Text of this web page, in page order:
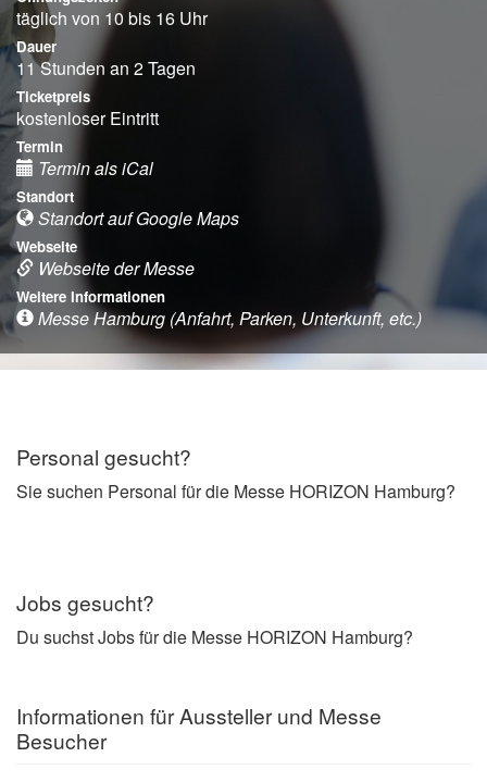
täglich von 10 bis 16 Uhr
Dauer
11 Stunden an 2 Tagen
Ticketpreis
kostenloser Eintritt
Termin
Termin als iCal
Standort
Standort auf Google Maps
Webseite
Webseite der Messe
Weitere Informationen
Messe Hamburg (Anfahrt, Parken, Unterkunft, etc.)
Personal gesucht?
Sie suchen Personal für die Messe HORIZON Hamburg?
Jobs gesucht?
Du suchst Jobs für die Messe HORIZON Hamburg?
Informationen für Aussteller und Messe
Besucher